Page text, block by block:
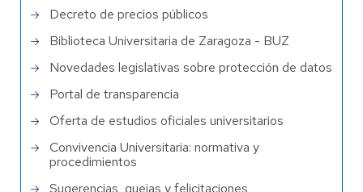
Decreto de precios públicos
Biblioteca Universitaria de Zaragoza - BUZ
Novedades legislativas sobre protección de datos
Portal de transparencia
Oferta de estudios oficiales universitarios
Convivencia Universitaria: normativa y
procedimientos
Sugerencias, quejas y felicitaciones